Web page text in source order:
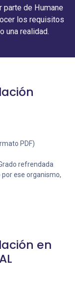
parte de Humane
los requisitos
una realidad.
PDF)
refrendada
ese organismo,
en